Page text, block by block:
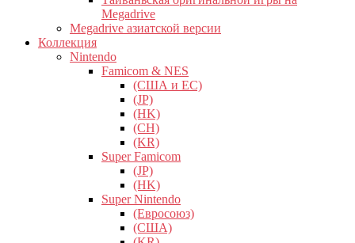
Megadrive
Megadrive азиатской версии
Коллекция
Nintendo
Famicom & NES
(США и ЕС)
(JP)
(HK)
(CH)
(KR)
Super Famicom
(JP)
(HK)
Super Nintendo
(Евросоюз)
(США)